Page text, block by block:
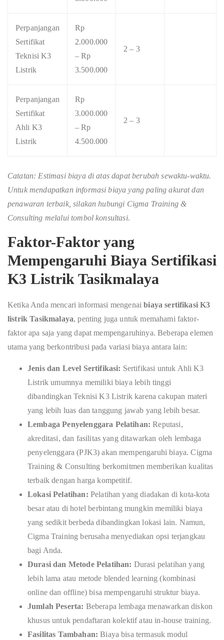
Perpanjangan
Sertifikat
Teknisi K3
Listrik
Rp
2.000.000
– Rp
3.500.000
2 – 3
Perpanjangan
Sertifikat
Ahli K3
Listrik
Rp
3.000.000
– Rp
4.500.000
2 – 3
Catatan: Estimasi biaya di atas dapat berubah sewaktu-waktu.
Untuk mendapatkan informasi biaya yang paling akurat dan
penawaran terbaik, silakan hubungi Cigma Training &
Consulting melalui tombol konsultasi.
Faktor-Faktor yang
Mempengaruhi Biaya Sertifikasi
K3 Listrik Tasikmalaya
Ketika Anda mencari informasi mengenaibiaya sertifikasi K3
listrik Tasikmalaya, penting juga untuk memahami faktor-
faktor apa saja yang dapat mempengaruhinya. Beberapa elemen
utama yang berkontribusi pada variasi biaya antara lain:
Jenis dan Level Sertifikasi: Sertifikasi untuk Ahli K3
Listrik umumnya memiliki biaya lebih tinggi
dibandingkan Teknisi K3 Listrik karena cakupan materi
yang lebih luas dan tanggung jawab yang lebih besar.
Lembaga Penyelenggara Pelatihan: Reputasi,
akreditasi, dan fasilitas yang ditawarkan oleh lembaga
penyelenggara (PJK3) akan mempengaruhi biaya. Cigma
Training & Consulting berkomitmen memberikan kualitas
terbaik dengan harga kompetitif.
Lokasi Pelatihan: Pelatihan yang diadakan di kota-kota
besar atau di hotel berbintang mungkin memiliki biaya
yang sedikit berbeda dibandingkan lokasi lain. Namun,
Cigma Training berusaha menyediakan opsi terjangkau
bagi Anda.
Durasi dan Metode Pelatihan: Durasi pelatihan yang
lebih lama atau metode blended learning (kombinasi
online dan offline) bisa mempengaruhi struktur biaya.
Jumlah Peserta: Beberapa lembaga menawarkan diskon
khusus untuk pendaftaran kolektif atau in-house training.
Fasilitas Tambahan: Biaya bisa termasuk modul